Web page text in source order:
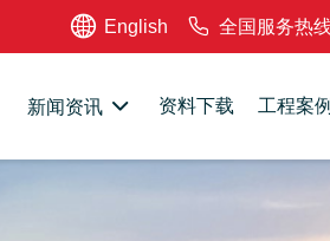
English 全国服务热
新闻资讯 资料下载 工程案例